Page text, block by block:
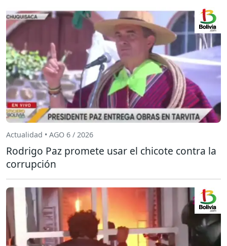
Actualidad • AGO 6 / 2026
Rodrigo Paz promete usar el chicote contra la
corrupción